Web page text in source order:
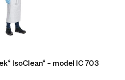
IsoClean® – model IC 703